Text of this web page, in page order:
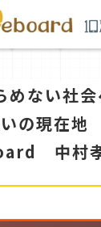
めない社
の現在
中村